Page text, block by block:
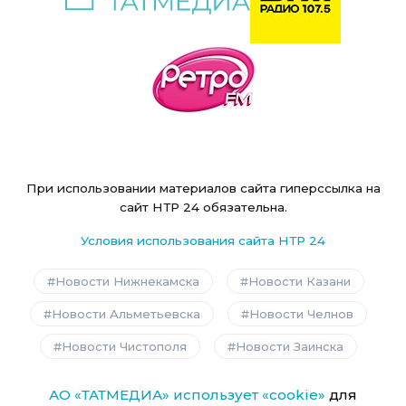
При использовании материалов сайта гиперссылка на
сайт НТР 24 обязательна.
Условия использования сайта НТР 24
Новости Нижнекамска Новости Казани
Новости Альметьевска Новости Челнов
Новости Чистополя Новости Заинска
АО «ТАТМЕДИА» использует «cookie» для